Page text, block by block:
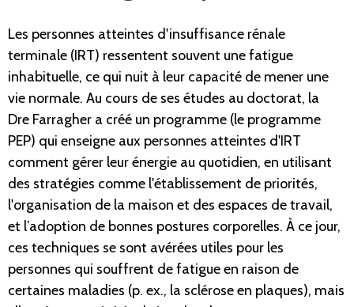
Les personnes atteintes d'insuffisance rénale
terminale (IRT) ressentent souvent une fatigue
inhabituelle, ce qui nuit à leur capacité de mener une
vie normale. Au cours de ses études au doctorat, la
Dre Farragher a créé un programme (le programme
PEP) qui enseigne aux personnes atteintes d'IRT
comment gérer leur énergie au quotidien, en utilisant
des stratégies comme l'établissement de priorités,
l'organisation de la maison et des espaces de travail,
et l’adoption de bonnes postures corporelles. À ce jour,
ces techniques se sont avérées utiles pour les
personnes qui souffrent de fatigue en raison de
certaines maladies (p. ex., la sclérose en plaques), mais